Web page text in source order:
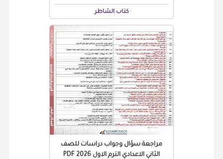
كتاب الشاطر
مراجعة سؤال وجواب دراسات للصف
الثاني الاعدادي الترم الاول 2026 PDF